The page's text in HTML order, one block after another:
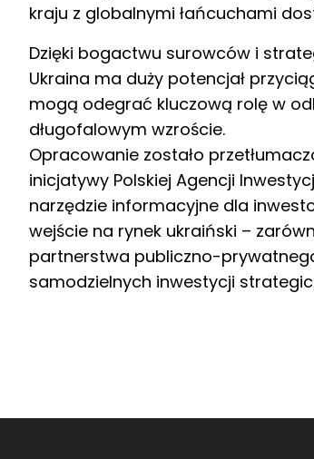
kraju z globalnymi łańcuchami
Dzięki bogactwu surowców i
Ukraina ma duży potencjał
mogą odegrać kluczową rolę w
długofalowym wzroście.
Opracowanie zostało
inicjatywy Polskiej Agencji
narzędzie informacyjne dla
wejście na rynek ukraiński –
partnerstwa publiczno-
samodzielnych inwestycji